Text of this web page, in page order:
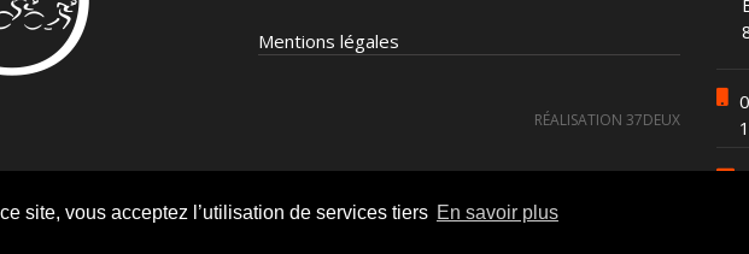
site, vous acceptez l’utilisation de services tiers En savoir plus
Mentions légales
RÉALISATION 37DEUX